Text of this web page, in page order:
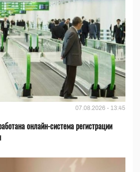
07.08.2026 - 13:45
онлайн-система регистрации